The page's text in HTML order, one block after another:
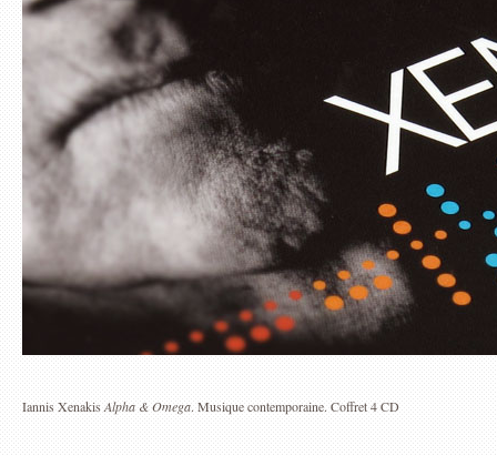
Iannis XenakisAlpha & Omega. Musique contemporaine. Coffret 4 CD
ZAZIE INTÉGRALE
THÉÂTRE DU